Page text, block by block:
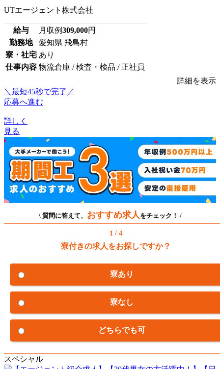
UTエージェント株式会社
給与 月収例309,000円
勤務地
愛知県 飛島村
寮・社宅 あり
仕事内容 物流倉庫 / 検査・検品 / 正社員
詳細を表示
＼最短45秒で完了／
応募へ進む
詳しく
見る
\ 質問に答えて、 おすすめ求人 をチェック！ /
1 / 4
寮付きの求人をお探しですか？
寮あり
寮なし
どちらでも可
スペシャル